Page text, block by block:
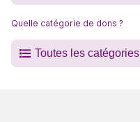
Quelle catégorie de dons ?
Toutes les catégories